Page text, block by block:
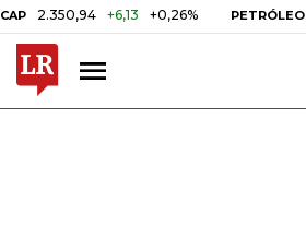
+6,13 +0,26% PETRÓLEO WTI